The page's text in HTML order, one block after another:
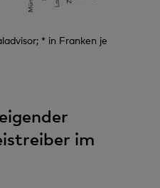
* in Franken je
im